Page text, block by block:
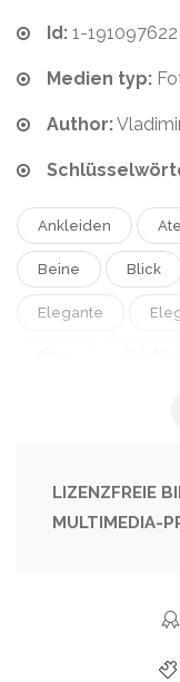
Id: 1-191097622
Medien typ:
Author:
Ankleiden
Beine Blick
Elegante
Lange Haare
Modell
LIZENZFREIE
MULTIMEDIA-